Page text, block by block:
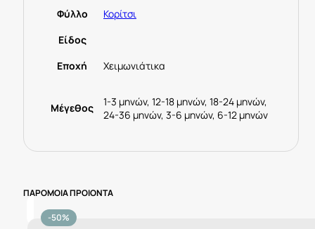
Λευκό
Φύλλο
Κορίτσι
Είδος
Εποχή
Χειμωνιάτικα
Μέγεθος
1-3 μηνών, 12-18 μηνών, 18-24 μηνών,
24-36 μηνών, 3-6 μηνών, 6-12 μηνών
ΠΑΡΟΜΟΙΑ ΠΡΟΙΟΝΤΑ
-50%